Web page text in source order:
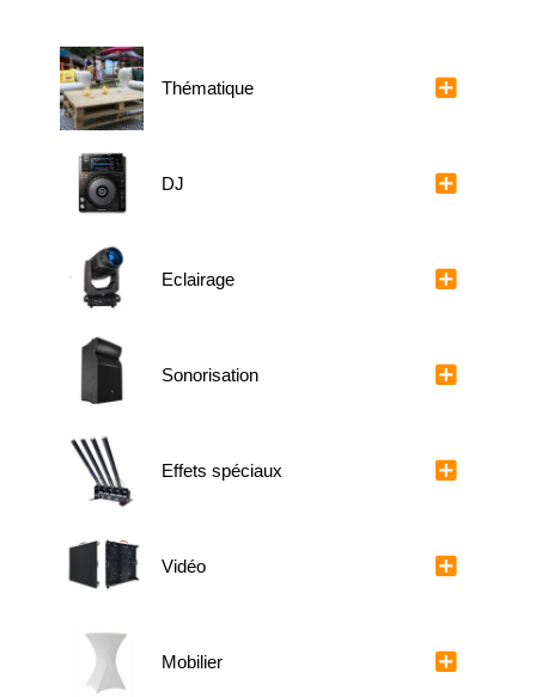
Thématique
DJ
Eclairage
Sonorisation
Effets spéciaux
Vidéo
Mobilier